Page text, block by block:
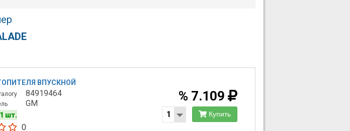
ВПУСКНОЙ
84919464
GM
1 шт.
0
% 7.109
Купить